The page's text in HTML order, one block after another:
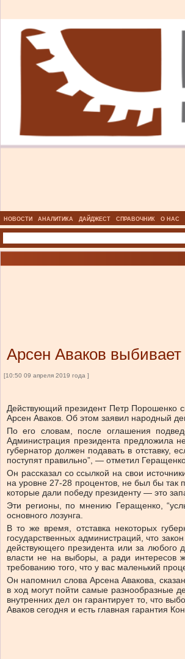
НОВОСТИ АНАЛИТИКА ДАЙДЖЕСТ СПРАВОЧНИК О НАС
Арсен Аваков
[10:50 09 апреля 2019 года ]
Действующий президент Петр Порошенко
Арсен Аваков. Об этом заявил народный
По его словам, после оглашения
Администрация президента предложила
губернатор должен подавать в отставку,
поступят правильно”, — отметил
Он рассказал со ссылкой на свои
на уровне 27-28 процентов, не был бы так
которые дали победу президенту — это
Эти регионы, по мнению Геращенко,
основного лозунга.
В то же время, отставка некоторых
государственных администраций, что
действующего президента или за любого
власти не на выборы, а ради интересов
требованию того, что у вас маленький
Он напомнил слова Арсена Авакова,
в ход могут пойти самые разнообразные
внутренних дел он гарантирует то, что
Аваков сегодня и есть главная гарантия